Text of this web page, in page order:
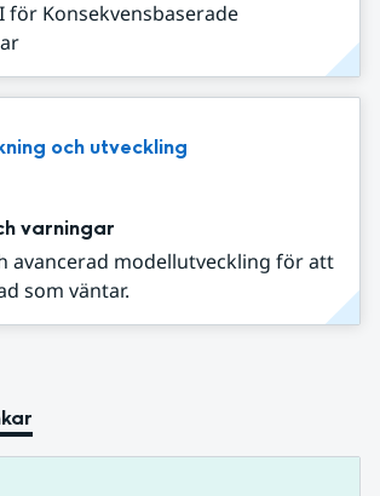
för Konsekvensbaserade
och utveckling
varningar
avancerad modellutveckling för att
som väntar.